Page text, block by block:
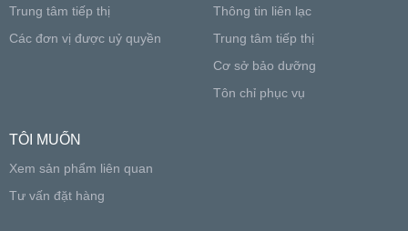
Trung tâm tiếp thị
Các đơn vị được uỷ quyền
Thông tin liên lạc
Trung tâm tiếp thị
Cơ sở bảo dưỡng
Tôn chỉ phục vụ
TÔI MUỐN
Xem sản phẩm liên quan
Tư vấn đặt hàng